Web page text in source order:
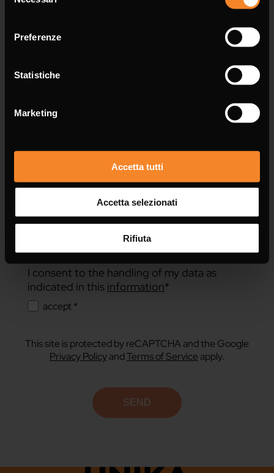
Preferenze
Statistiche
Marketing
Accetta tutti
Accetta selezionati
Rifiuta
Message *
I consent to the handling of my data as
indicated in this information*
accept *
This site is protected by reCAPTCHA and the Google
Privacy PolicyandTerms of Service apply.